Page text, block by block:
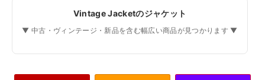
Vintage Jacketのジャケット
▼ 中古・ヴィンテージ・新品を含む幅広い商品が見つかります ▼